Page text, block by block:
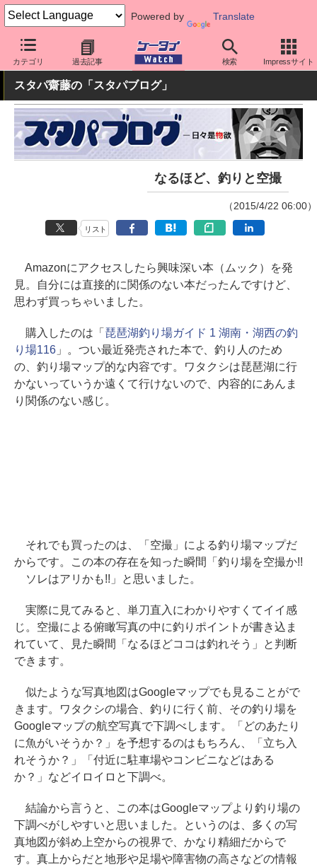
Powered by Translate
カテゴリ 過去記事 検索 Impressサイト
ケータイ Watch 周辺機器/アクセサリー その他
スタパ齋藤の「スタパブログ」
なるほど、釣りと空撮
（2015/4/22 06:00）
リスト
Amazonにアクセスしたら興味深い本（ムック）を発
見。自分には直接的に関係のない本だったんですけど、
思わず買っちゃいました。
購入したのは「 琵琶湖釣り場ガイド 1 湖南・湖西の釣
り場116」。つい最近発売された本で、釣り人のため
の、釣り場マップ的な内容です。ワタクシは琵琶湖に行
かないっていうか遠くて行けないので、内容的にあんま
り関係のない感じ。
それでも買ったのは、「空撮」による釣り場マップだ
からです。この本の存在を知った瞬間「釣り場を空撮か!!
ソレはアリかも!!」と思いました。
実際に見てみると、単刀直入にわかりやすくてイイ感
じ。空撮による俯瞰写真の中に釣りポイントが書き込ま
れていて、見た瞬間「なるほどココは釣れそう」と判断
できます。
似たような写真地図はGoogleマップでも見ることがで
きます。ワタクシの場合、釣りに行く前、その釣り場を
Googleマップの航空写真で下調べします。「どのあたり
に魚がいそうか？」を予想するのはもちろん、「立ち入
れそうか？」「付近に駐車場やコンビニなどはある
か？」などイロイロと下調べ。
結論から言うと、この本はGoogleマップより釣り場の
下調べがしやすいと思いました。というのは、多くの写
真地図が斜め上空からの視界で、かなり精細だからで
す。真上からだと地形や足場や障害物の高さなどの情報